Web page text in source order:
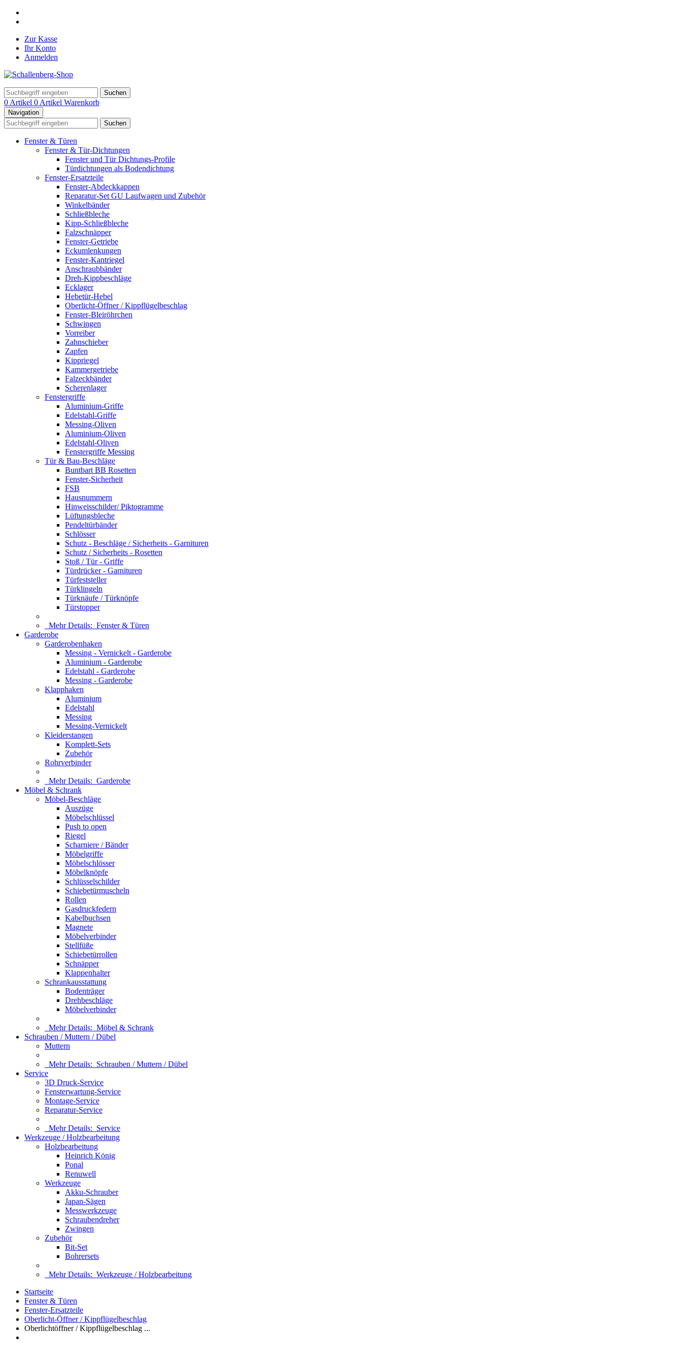
Zur Kasse
Ihr Konto
Anmelden
Suchen
0 Artikel 0 Artikel Warenkorb
Navigation
Suchen
Fenster & Türen
Fenster & Tür-Dichtungen
Fenster und Tür Dichtungs-Profile
Türdichtungen als Bodendichtung
Fenster-Ersatzteile
Fenster-Abdeckkappen
Reparatur-Set GU Laufwagen und Zubehör
Winkelbänder
Schließbleche
Kipp-Schließbleche
Falzschnäpper
Fenster-Getriebe
Eckumlenkungen
Fenster-Kantriegel
Anschraubbänder
Dreh-Kippbeschläge
Ecklager
Hebetür-Hebel
Oberlicht-Öffner / Kippflügelbeschlag
Fenster-Bleiröhrchen
Schwingen
Vorreiber
Zahnschieber
Zapfen
Kippriegel
Kammergetriebe
Falzeckbänder
Scherenlager
Fenstergriffe
Aluminium-Griffe
Edelstahl-Griffe
Messing-Oliven
Aluminium-Oliven
Edelstahl-Oliven
Fenstergriffe Messing
Tür & Bau-Beschläge
Buntbart BB Rosetten
Fenster-Sicherheit
FSB
Hausnummern
Hinweisschilder/ Piktogramme
Lüftungsbleche
Pendeltürbänder
Schlösser
Schutz - Beschläge / Sicherheits - Garnituren
Schutz / Sicherheits - Rosetten
Stoß / Tür - Griffe
Türdrücker - Garnituren
Türfeststeller
Türklingeln
Türknäufe / Türknöpfe
Türstopper
Mehr Details: Fenster & Türen
Garderobe
Garderobenhaken
Messing - Vernickelt - Garderobe
Aluminium - Garderobe
Edelstahl - Garderobe
Messing - Garderobe
Klapphaken
Aluminium
Edelstahl
Messing
Messing-Vernickelt
Kleiderstangen
Komplett-Sets
Zubehör
Rohrverbinder
Mehr Details: Garderobe
Möbel & Schrank
Möbel-Beschläge
Auszüge
Möbelschlüssel
Push to open
Riegel
Scharniere / Bänder
Möbelgriffe
Möbelschlösser
Möbelknöpfe
Schlüsselschilder
Schiebetürmuscheln
Rollen
Gasdruckfedern
Kabelbuchsen
Magnete
Möbelverbinder
Stellfüße
Schiebetürrollen
Schnäpper
Klappenhalter
Schrankausstattung
Bodenträger
Drehbeschläge
Möbelverbinder
Mehr Details: Möbel & Schrank
Schrauben / Muttern / Dübel
Muttern
Mehr Details: Schrauben / Muttern / Dübel
Service
3D Druck-Service
Fensterwartung-Service
Montage-Service
Reparatur-Service
Mehr Details: Service
Werkzeuge / Holzbearbeitung
Holzbearbeitung
Heinrich König
Ponal
Renuwell
Werkzeuge
Akku-Schrauber
Japan-Sägen
Messwerkzeuge
Schraubendreher
Zwingen
Zubehör
Bit-Set
Bohrersets
Mehr Details: Werkzeuge / Holzbearbeitung
Startseite
Fenster & Türen
Fenster-Ersatzteile
Oberlicht-Öffner / Kippflügelbeschlag
Oberlichtöffner / Kippflügelbeschlag ...